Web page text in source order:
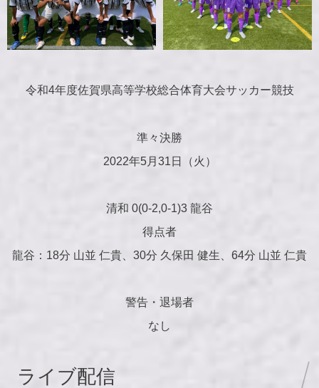
令和4年度佐賀県高等学校総合体育大会サッカー競技
準々決勝
2022年5月31日（火）
清和 0(0-2,0-1)3 龍谷
得点者
龍谷：18分 山並 仁貴、30分 久保田 健生、64分 山並 仁貴
警告・退場者
なし
ライブ配信